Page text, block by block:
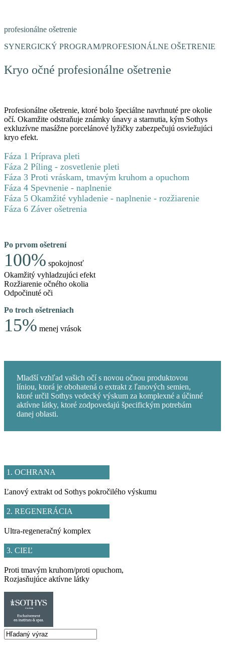
profesionálne ošetrenie
SYNERGICKÝ PROGRAM/PROFESIONÁLNE OŠETRENIE
Kryo očné profesionálne ošetrenie
Profesionálne ošetrenie, ktoré bolo špeciálne navrhnuté pre okolie
očí. Okamžite odstraňuje známky únavy a starnutia, kým Sothys
exkluzívne masážne porcelánové lyžičky zabezpečujú osviežujúci
kryo efekt.
Fáza 1 Príprava pleti
Fáza 2 Píling - zosvetlenie pleti
Fáza 3 Proti vráskam, tmavým kruhom a opuchom
Fáza 4 Spevnenie - naplnenie
Fáza 5 Okamžité vyhladenie - naplnenie - rozžiarenie
Fáza 6 Záver ošetrenia
Po prvom ošetrení
100% spokojnosť
Okamžitý vyhladzujúci efekt
Rozžiarenie očného okolia
Odpočinuté oči
Po troch ošetreniach
15% menej vrások
Mladší vzhľad vašich očí s novou očnou produktovou
líniou, ktorá je obohatená o extrakt z ľanových semien,
ktoré určil Sothys vedecký výskum za komplexné a účinné
aktívne látky, ktoré zodpovedajú špecifickým potrebám
danej oblasti.
1. OCHRANA
Ľanový extrakt od Sothys pokročilého výskumu
2. REGENERÁCIA
Ultra-regeneračný komplex
3. CIEĽ
Proti tmavým kruhom/proti opuchom,
Rozjasňujúce aktívne látky